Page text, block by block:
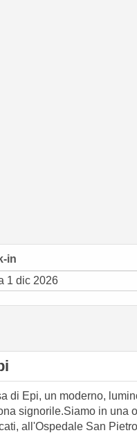
in
di Epi, un moderno,
signorile.Siamo in una
all'Ospedale San